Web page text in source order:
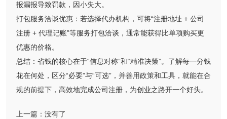
报漏报导致罚款，因小失大。
打包服务洽谈优惠：若选择代办机构，可将“注册地址 + 公司
注册 + 代理记账”等服务打包洽谈，通常能获得比单项购买更
优惠的价格。
总结：省钱的核心在于“信息对称”和“精准决策”。了解每一分钱
花在何处，区分“必要”与“可选”，并善用政策和工具，就能在合
规的前提下，高效地完成公司注册，为创业之路开一个好头。
上一篇： 没有了